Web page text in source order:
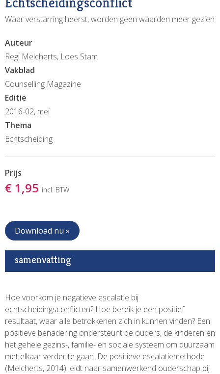
Waar verstarring heerst, worden geen waarden meer gezien
Auteur
Regi Melcherts, Loes Stam
Vakblad
Counselling Magazine
Editie
2016-02, mei
Thema
Echtscheiding
Prijs
€ 1,95 incl. BTW
Download nu »
samenvatting
Hoe voorkom je negatieve escalatie bij
echtscheidingsconflicten? Hoe bereik je een positief
resultaat, waar alle betrokkenen zich in kunnen vinden? Een
positieve benadering ondersteunt de ouders, de kinderen en
het gehele gezins-, familie- en sociale systeem om duurzaam
met elkaar verder te gaan. De positieve escalatiemethode
(Melcherts, 2014) leidt naar samenwerkend ouderschap bij